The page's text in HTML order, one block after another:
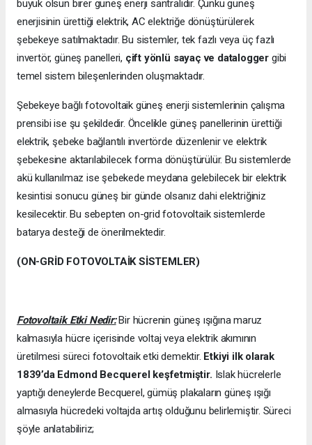
büyük olsun birer güneş enerji santralidir. Çünkü güneş
enerjisinin ürettiği elektrik, AC elektriğe dönüştürülerek
şebekeye satılmaktadır. Bu sistemler, tek fazlı veya üç fazlı
invertör, güneş panelleri, çift yönlü sayaç ve datalogger gibi
temel sistem bileşenlerinden oluşmaktadır.
Şebekeye bağlı fotovoltaik güneş enerji sistemlerinin çalışma
prensibi ise şu şekildedir. Öncelikle güneş panellerinin ürettiği
elektrik, şebeke bağlantılı invertörde düzenlenir ve elektrik
şebekesine aktarılabilecek forma dönüştürülür. Bu sistemlerde
akü kullanılmaz ise şebekede meydana gelebilecek bir elektrik
kesintisi sonucu güneş bir günde olsanız dahi elektriğiniz
kesilecektir. Bu sebepten on-grid fotovoltaik sistemlerde
batarya desteği de önerilmektedir.
(ON-GRİD FOTOVOLTAİK SİSTEMLER)
Fotovoltaik Etki Nedir:Bir hücrenin güneş ışığına maruz
kalmasıyla hücre içerisinde voltaj veya elektrik akımının
üretilmesi süreci fotovoltaik etki demektir. Etkiyi ilk olarak
1839’da Edmond Becquerel keşfetmiştir. Islak hücrelerle
yaptığı deneylerde Becquerel, gümüş plakaların güneş ışığı
almasıyla hücredeki voltajda artış olduğunu belirlemiştir. Süreci
şöyle anlatabiliriz;